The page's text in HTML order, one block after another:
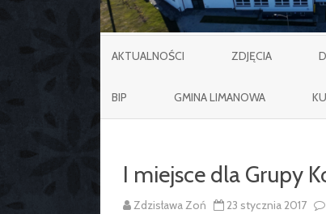
AKTUALNOŚCI ZDJĘCIA
BIP GMINA LIMANOWA
I miejsce dla Grupy
Zdzisława Zoń 23 stycznia 2017